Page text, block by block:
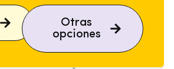
Otras
opciones